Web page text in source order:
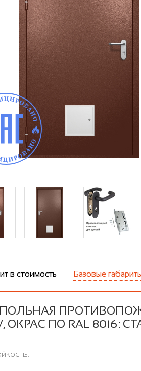
в стоимость Базовые
ОКРАС ПО RAL 8016: